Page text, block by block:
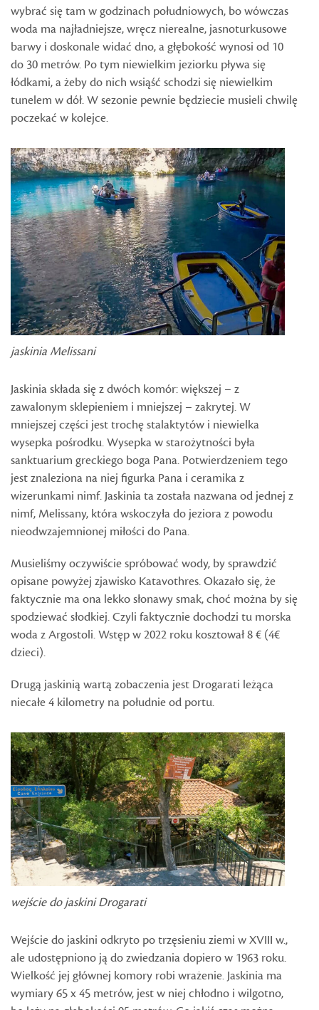
wybrać się tam w godzinach południowych, bo wówczas
woda ma najładniejsze, wręcz nierealne, jasnoturkusowe
barwy i doskonale widać dno, a głębokość wynosi od 10
do 30 metrów. Po tym niewielkim jeziorku pływa się
łódkami, a żeby do nich wsiąść schodzi się niewielkim
tunelem w dół. W sezonie pewnie będziecie musieli chwilę
poczekać w kolejce.
jaskinia Melissani
Jaskinia składa się z dwóch komór: większej – z
zawalonym sklepieniem i mniejszej – zakrytej. W
mniejszej części jest trochę stalaktytów i niewielka
wysepka pośrodku. Wysepka w starożytności była
sanktuarium greckiego boga Pana. Potwierdzeniem tego
jest znaleziona na niej figurka Pana i ceramika z
wizerunkami nimf. Jaskinia ta została nazwana od jednej z
nimf, Melissany, która wskoczyła do jeziora z powodu
nieodwzajemnionej miłości do Pana.
Musieliśmy oczywiście spróbować wody, by sprawdzić
opisane powyżej zjawisko Katavothres. Okazało się, że
faktycznie ma ona lekko słonawy smak, choć można by się
spodziewać słodkiej. Czyli faktycznie dochodzi tu morska
woda z Argostoli. Wstęp w 2022 roku kosztował 8 € (4€
dzieci).
Drugą jaskinią wartą zobaczenia jest Drogarati leżąca
niecałe 4 kilometry na południe od portu.
wejście do jaskini Drogarati
Wejście do jaskini odkryto po trzęsieniu ziemi w XVIII w.,
ale udostępniono ją do zwiedzania dopiero w 1963 roku.
Wielkość jej głównej komory robi wrażenie. Jaskinia ma
wymiary 65 x 45 metrów, jest w niej chłodno i wilgotno,